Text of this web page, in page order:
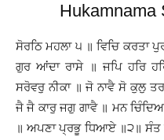
Hukamnama
ਸੋਰਠਿ ਮਹਲਾ ੫ ॥ ਵਿਚਿ
ਗੁਰ ਆਂਦਾ ਰਾਸੇ ॥ ਜਪਿ ਹਰਿ
ਸਰੋਵਰੁ ਨੀਕਾ ॥ ਜੋ ਨਾਵੈ ਸੋ ਕੁਲੁ
ਜੈ ਜੈ ਕਾਰੁ ਜਗੁ ਗਾਵੈ ॥ ਮਨ
॥ ਅਪਣਾ ਪ੍ਰਭੂ ਧਿਆਏ ॥੨॥ ਸੰਤ